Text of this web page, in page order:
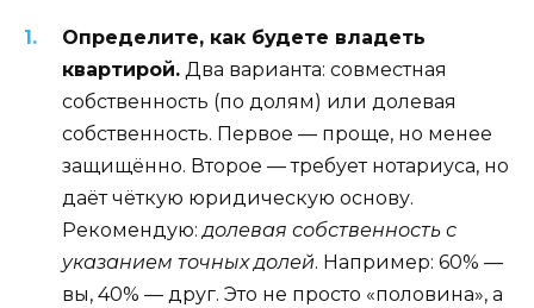
Определите, как будете владеть
квартирой. Два варианта: совместная
собственность (по долям) или долевая
собственность. Первое — проще, но менее
защищённо. Второе — требует нотариуса, но
даёт чёткую юридическую основу.
Рекомендую:долевая собственность с
указанием точных долей. Например: 60% —
вы, 40% — друг. Это не просто «половина», а